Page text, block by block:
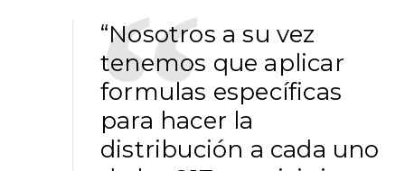
“Nosotros a su vez
tenemos que aplicar
formulas específicas
para hacer la
distribución a cada uno